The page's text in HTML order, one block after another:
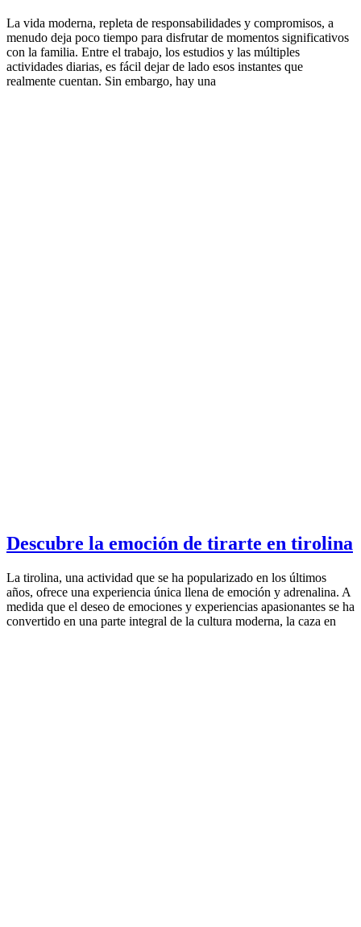
La vida moderna, repleta de responsabilidades y compromisos, a
menudo deja poco tiempo para disfrutar de momentos significativos
con la familia. Entre el trabajo, los estudios y las múltiples
actividades diarias, es fácil dejar de lado esos instantes que
realmente cuentan. Sin embargo, hay una
Descubre la emoción de tirarte en tirolina
La tirolina, una actividad que se ha popularizado en los últimos
años, ofrece una experiencia única llena de emoción y adrenalina. A
medida que el deseo de emociones y experiencias apasionantes se ha
convertido en una parte integral de la cultura moderna, la caza en